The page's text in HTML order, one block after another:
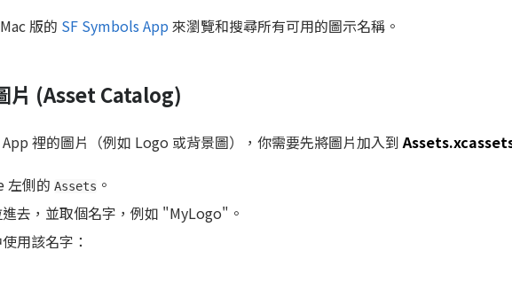
版的 SF Symbols App來瀏覽和搜尋所有可用的圖示名稱。
片 (Asset Catalog)
裡的圖片（例如 Logo 或背景圖），你需要先將圖片加入到
左側的 Assets 。
去，並取個名字，例如 "MyLogo"。
用該名字：